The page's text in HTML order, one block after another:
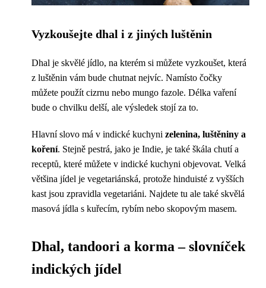
Vyzkoušejte dhal i z jiných luštěnin
Dhal je skvělé jídlo, na kterém si můžete vyzkoušet, která
z luštěnin vám bude chutnat nejvíc. Namísto čočky
můžete použít cizrnu nebo mungo fazole. Délka vaření
bude o chvilku delší, ale výsledek stojí za to.
Hlavní slovo má v indické kuchyni zelenina, luštěniny a
koření. Stejně pestrá, jako je Indie, je také škála chutí a
receptů, které můžete v indické kuchyni objevovat. Velká
většina jídel je vegetariánská, protože hinduisté z vyšších
kast jsou zpravidla vegetariáni. Najdete tu ale také skvělá
masová jídla s kuřecím, rybím nebo skopovým masem.
Dhal, tandoori a korma –slovníček
indických jídel